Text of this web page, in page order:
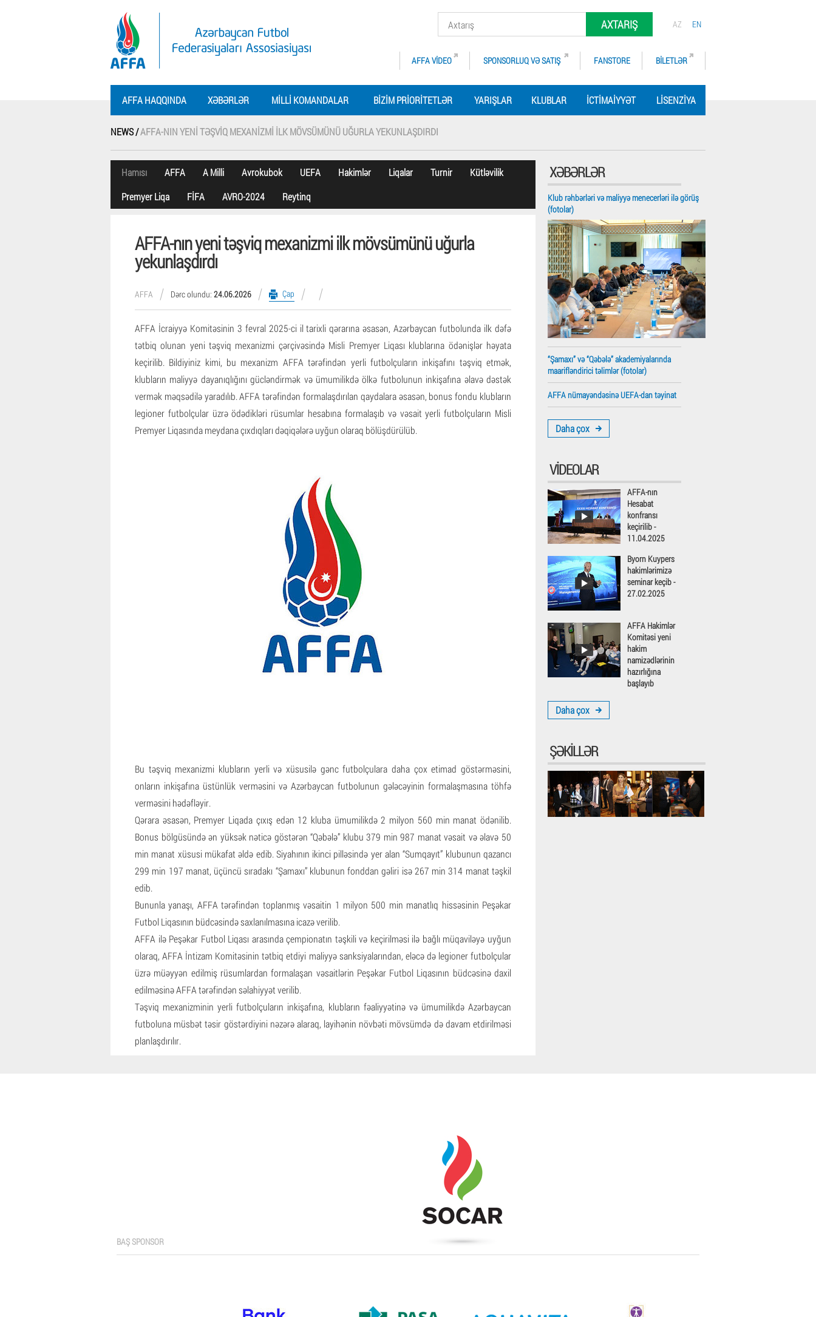
AZ EN
AXTARIŞ
AFFA VIDEO SPONSORLUQ VƏ SATIŞ FANSTORE BILETLƏR
AFFA HAQQINDA XƏBƏRLƏR MILLI KOMANDALAR BIZIM PRIORITETLƏR YARIŞLAR KLUBLAR İCTIMAIYYƏT LISENZIYA
NEWS /AFFA-NIN YENI TƏŞVIQ MEXANIZMI ILK MÖVSÜMÜNÜ UĞURLA YEKUNLAŞDIRDI
Hamısı AFFA A Milli Avrokubok UEFA Hakimlər Liqalar Turnir
Kütləvilik
Premyer Liqa
FİFA AVRO-2024 Reytinq
AFFA-nın yeni təşviq mexanizmi ilk mövsümünü uğurla
yekunlaşdırdı
AFFA Dərc olundu: 24.06.2026 Çap
AFFA İcraiyyə Komitəsinin 3 fevral 2025-ci il tarixli qərarına əsasən, Azərbaycan futbolunda ilk dəfə
tətbiq olunan yeni təşviq mexanizmi çərçivəsində Misli Premyer Liqası klublarına ödənişlər həyata
keçirilib. Bildiyiniz kimi, bu mexanizm AFFA tərəfindən yerli futbolçuların inkişafını təşviq etmək,
klubların maliyyə dayanıqlığını gücləndirmək və ümumilikdə ölkə futbolunun inkişafına əlavə dəstək
vermək məqsədilə yaradılıb. AFFA tərəfindən formalaşdırılan qaydalara əsasən, bonus fondu klubların
legioner futbolçular üzrə ödədikləri rüsumlar hesabına formalaşıb və vəsait yerli futbolçuların Misli
Premyer Liqasında meydana çıxdıqları dəqiqələrə uyğun olaraq bölüşdürülüb.
Bu təşviq mexanizmi klubların yerli və xüsusilə gənc futbolçulara daha çox etimad göstərməsini,
onların inkişafına üstünlük verməsini və Azərbaycan futbolunun gələcəyinin formalaşmasına töhfə
verməsini hədəfləyir.
Qərara əsasən, Premyer Liqada çıxış edən 12 kluba ümumilikdə 2 milyon 560 min manat ödənilib.
Bonus bölgüsündə ən yüksək nəticə göstərən “Qəbələ” klubu 379 min 987 manat vəsait və əlavə 50
min manat xüsusi mükafat əldə edib. Siyahının ikinci pilləsində yer alan “Sumqayıt” klubunun qazancı
299 min 197 manat, üçüncü sıradakı “Şamaxı” klubunun fonddan gəliri isə 267 min 314 manat təşkil
edib.
Bununla yanaşı, AFFA tərəfindən toplanmış vəsaitin 1 milyon 500 min manatlıq hissəsinin Peşəkar
Futbol Liqasının büdcəsində saxlanılmasına icazə verilib.
AFFA ilə Peşəkar Futbol Liqası arasında çempionatın təşkili və keçirilməsi ilə bağlı müqaviləyə uyğun
olaraq, AFFA İntizam Komitəsinin tətbiq etdiyi maliyyə sanksiyalarından, eləcə də legioner futbolçular
üzrə müəyyən edilmiş rüsumlardan formalaşan vəsaitlərin Peşəkar Futbol Liqasının büdcəsinə daxil
edilməsinə AFFA tərəfindən səlahiyyət verilib.
Təşviq mexanizminin yerli futbolçuların inkişafına, klubların fəaliyyətinə və ümumilikdə Azərbaycan
futboluna müsbət təsir göstərdiyini nəzərə alaraq, layihənin növbəti mövsümdə də davam etdirilməsi
planlaşdırılır.
XƏBƏRLƏR
Klub rəhbərləri və maliyyə menecerləri ilə görüş
(fotolar)
“Şamaxı” və “Qəbələ” akademiyalarında
maarifləndirici təlimlər (fotolar)
AFFA nümayəndəsinə UEFA-dan təyinat
Daha çox
VIDEOLAR
AFFA-nın
Hesabat
konfransı
keçirilib -
11.04.2025
Byorn Kuypers
hakimlərimizə
seminar keçib -
27.02.2025
AFFA Hakimlər
Komitəsi yeni
hakim
namizədlərinin
hazırlığına
başlayıb
Daha çox
ŞƏKILLƏR
BAŞ SPONSOR